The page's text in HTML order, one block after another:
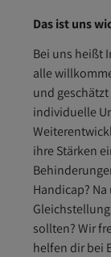
Das ist uns
Bei uns heißt
alle
und
individuelle
ihre Stärken
Handicap?
sollten? Wir
helfen dir bei